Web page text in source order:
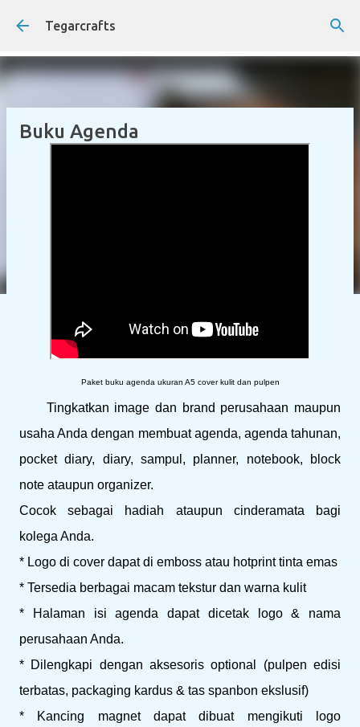
Langsung ke konten utama
Tegarcrafts
Buku Agenda
Paket buku agenda ukuran A5 cover kulit dan pulpen
Tingkatkan image dan brand perusahaan maupun
usaha Anda dengan membuat agenda, agenda tahunan,
pocket diary, diary, sampul, planner, notebook, block
note ataupun organizer.
Cocok sebagai hadiah ataupun cinderamata bagi
kolega Anda.
* Logo di cover dapat di emboss atau hotprint tinta emas
* Tersedia berbagai macam tekstur dan warna kulit
* Halaman isi agenda dapat dicetak logo & nama
perusahaan Anda.
* Dilengkapi dengan aksesoris optional (pulpen edisi
terbatas, packaging kardus & tas spanbon ekslusif)
* Kancing magnet dapat dibuat mengikuti logo